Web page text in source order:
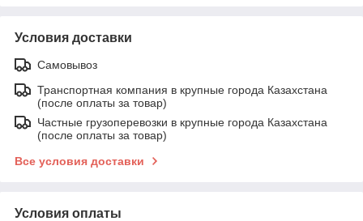
Условия доставки
Самовывоз
Транспортная компания в крупные города Казахстана
(после оплаты за товар)
Частные грузоперевозки в крупные города Казахстана
(после оплаты за товар)
Все условия доставки
Условия оплаты